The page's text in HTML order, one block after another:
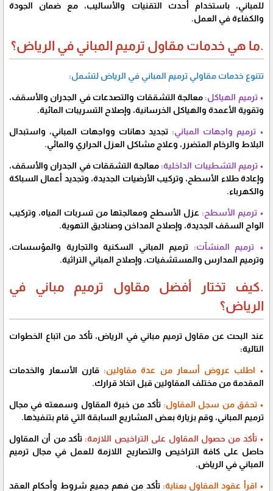
للمباني، باستخدام أحدث التقنيات والأساليب، مع ضمان الجودة
والكفاءة في العمل.
.ما هي خدمات مقاول ترميم المباني في الرياض؟
تتنوع خدمات مقاولي ترميم المباني في الرياض لتشمل:
• ترميم الهياكل: معالجة التشققات والتصدعات في الجدران والأسقف،
وتقوية الأعمدة والهياكل الخرسانية، وإصلاح التسريبات المائية.
• ترميم واجهات المباني: تجديد دهانات وواجهات المباني، واستبدال
البلاط والرخام المتضرر، وعلاج مشاكل العزل الحراري والمائي.
• ترميم التشطيبات الداخلية: معالجة التشققات في الجدران والأسقف،
وإعادة طلاء الأسطح، وتركيب الأرضيات الجديدة، وتجديد أعمال السباكة
والكهرباء.
• ترميم الأسطح: عزل الأسطح ومعالجتها من تسربات المياه، وتركيب
الواح السقف الجديدة، وإصلاح المداخن وصناديق التهوية.
• ترميم المنشآت: ترميم المباني السكنية والتجارية والمؤسسات،
وترميم المدارس والمستشفيات، وإصلاح المباني التراثية.
.كيف تختار أفضل مقاول ترميم مباني في
الرياض؟
عند البحث عن مقاول ترميم مباني في الرياض، تأكد من اتباع الخطوات
التالية:
• اطلب عروض أسعار من عدة مقاولين: قارن الأسعار والخدمات
المقدمة من مختلف المقاولين قبل اتخاذ قرارك.
• تحقق من سجل المقاول: تأكد من خبرة المقاول وسمعته في مجال
ترميم المباني، وقم بزيارة بعض المشاريع السابقة التي قام بتنفيذها.
• تأكد من حصول المقاول على التراخيص اللازمة: تأكد من أن المقاول
حاصل على كافة التراخيص والتصاريح اللازمة للعمل في مجال ترميم
المباني في الرياض.
• اقرأ عقود المقاول بعناية: تأكد من فهم جميع شروط وأحكام العقد